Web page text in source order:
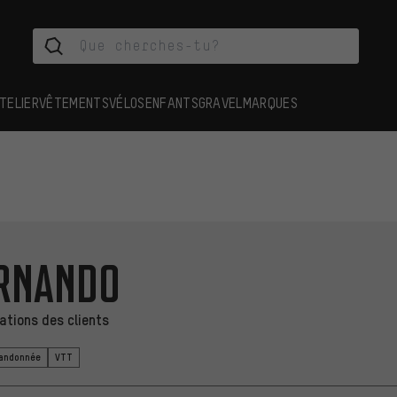
VÊTEMENTSVÉLOSENFANTSGRAVEL MARQUES
des clients
VTT